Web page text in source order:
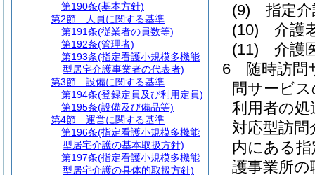
(9)
指定
(10)
介護
(11)
介護
6
随時訪問
問サービ
利用者の処
対応型訪
内にある
護事業所
第190条(基本方針)
第2節
人員に関する基準
第191条(従業者の員数等)
第192条(管理者)
第193条(指定看護小規模多機能
型居宅介護事業者の代表者)
第3節
設備に関する基準
第194条(登録定員及び利用定員)
第195条(設備及び備品等)
第4節
運営に関する基準
第196条(指定看護小規模多機能
型居宅介護の基本取扱方針)
第197条(指定看護小規模多機能
型居宅介護の具体的取扱方針)